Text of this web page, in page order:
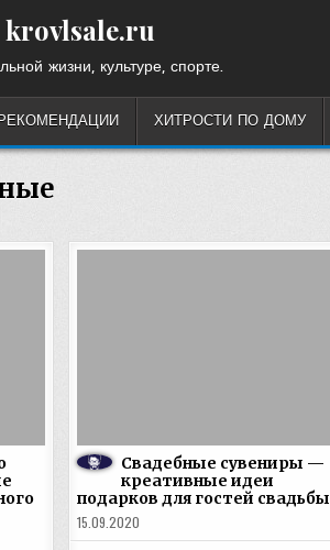
жизни, культуре, спорте.
ХИТРОСТИ ПО ДОМУ
Свадебные сувениры —
креативные идеи
подарков для гостей свадьбы
15.09.2020